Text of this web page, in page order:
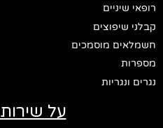
רופאי שיניים
קבלני שיפוצים
חשמלאים מוסמכים
מספרות
נגרים ונגריות
על